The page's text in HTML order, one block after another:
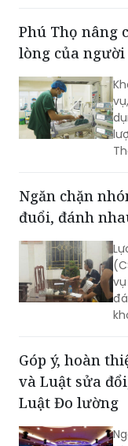
Phú Thọ nâng
lòng của người
Ngăn chặn
đuổi, đánh
Góp ý, hoàn
và Luật sửa